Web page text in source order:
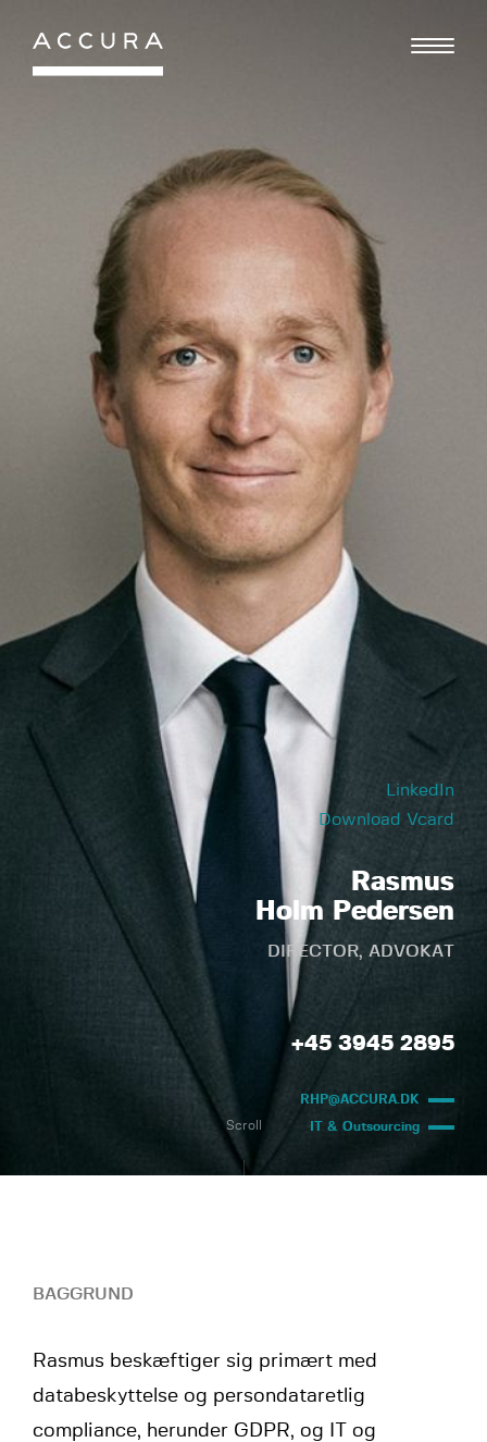
Gå
indhold
LinkedIn
Download Vcard
Rasmus
Holm Pedersen
DIRECTOR, ADVOKAT
+45 3945 2895
RHP@ACCURA.DK
IT & Outsourcing
Scroll
BAGGRUND
Rasmus beskæftiger sig primært med
databeskyttelse og persondataretlig
compliance, herunder GDPR, og IT og